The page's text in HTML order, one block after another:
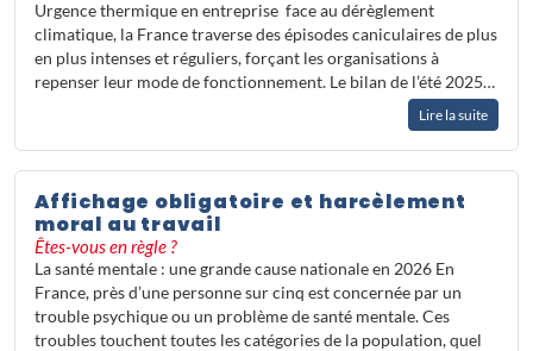
Urgence thermique en entreprise face au dérèglement
climatique, la France traverse des épisodes caniculaires de plus
en plus intenses et réguliers, forçant les organisations à
repenser leur mode de fonctionnement. Le bilan de l’été 2025…
Lire la suite
Affichage obligatoire et harcèlement
moral au travail
Êtes-vous en règle ?
La santé mentale : une grande cause nationale en 2026 En
France, près d’une personne sur cinq est concernée par un
trouble psychique ou un problème de santé mentale. Ces
troubles touchent toutes les catégories de la population, quel